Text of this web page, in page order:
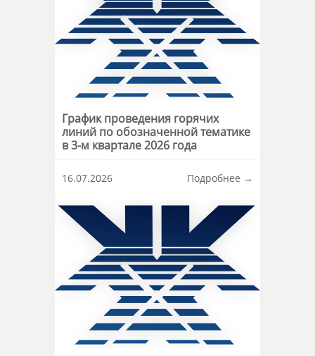
График проведения горячих
линий по обозначенной тематике
в 3-м квартале 2026 года
16.07.2026
Подробнее →